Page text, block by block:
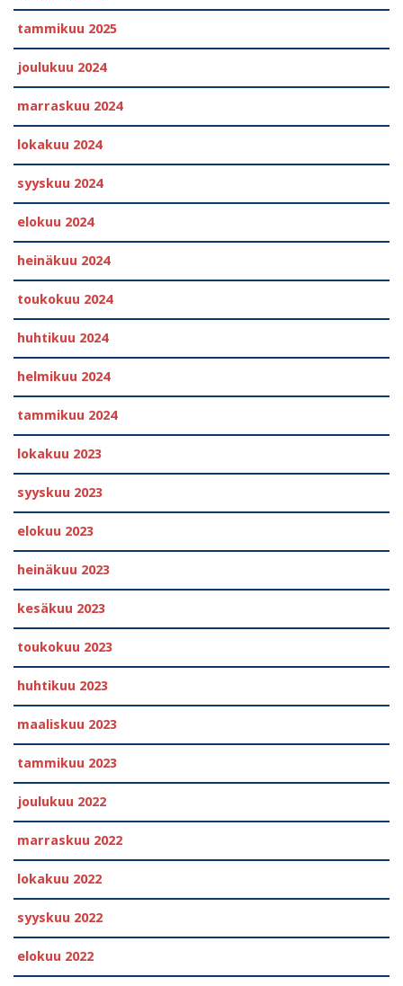
tammikuu 2025
joulukuu 2024
marraskuu 2024
lokakuu 2024
syyskuu 2024
elokuu 2024
heinäkuu 2024
toukokuu 2024
huhtikuu 2024
helmikuu 2024
tammikuu 2024
lokakuu 2023
syyskuu 2023
elokuu 2023
heinäkuu 2023
kesäkuu 2023
toukokuu 2023
huhtikuu 2023
maaliskuu 2023
tammikuu 2023
joulukuu 2022
marraskuu 2022
lokakuu 2022
syyskuu 2022
elokuu 2022